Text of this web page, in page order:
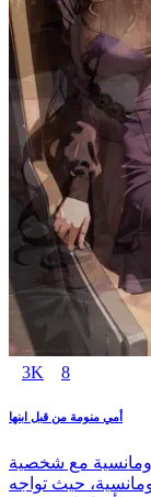
3K 8
أمي منومة من قبل ابنها
مع شخصية
حيث تواجه